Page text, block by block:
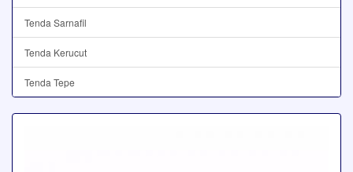
Tenda Sarnafil
Tenda Kerucut
Tenda Tepe